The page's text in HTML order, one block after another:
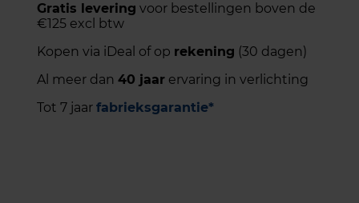
Gratis levering voor bestellingen boven de
€125 excl btw
Kopen via iDeal of op rekening (30 dagen)
Al meer dan 40 jaar ervaring in verlichting
Tot 7 jaar fabrieksgarantie*